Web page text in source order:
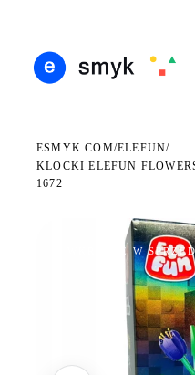
ESMYK.COM/ELEFUN/
KLOCKI ELEFUN
1672
WKRÓTCE W